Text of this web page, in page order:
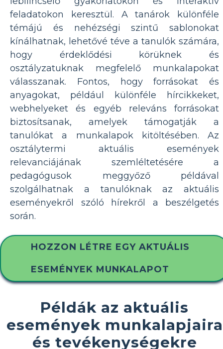
feladatokon keresztül. A tanárok különféle
témájú és nehézségi szintű sablonokat
kínálhatnak, lehetővé téve a tanulók számára,
hogy érdeklődési körüknek és
osztályzatuknak megfelelő munkalapokat
válasszanak. Fontos, hogy forrásokat és
anyagokat, például különféle hírcikkeket,
webhelyeket és egyéb releváns forrásokat
biztosítsanak, amelyek támogatják a
tanulókat a munkalapok kitöltésében. Az
osztálytermi aktuális események
relevanciájának szemléltetésére a
pedagógusok meggyőző példával
szolgálhatnak a tanulóknak az aktuális
eseményekről szóló hírekről a beszélgetés
során.
HOZZON LÉTRE EGY AKTUÁLIS
ESEMÉNYEK MUNKALAPOT
Példák az aktuális
események munkalapjaira
és tevékenységekre